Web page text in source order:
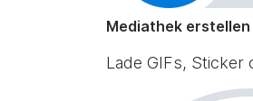
Mediathek erstellen
Lade GIFs, Sticker